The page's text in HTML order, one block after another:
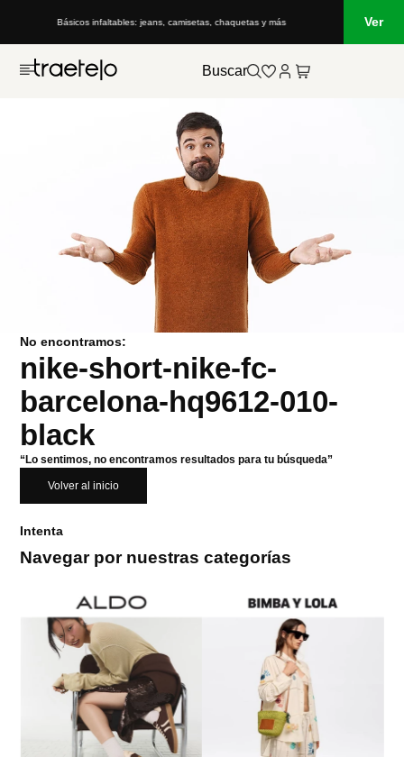
Básicos infaltables: jeans, camisetas, chaquetas y más Ver
Buscar
No encontramos:
nike-short-nike-fc-
barcelona-hq9612-010-
black
“Lo sentimos, no encontramos resultados para tu búsqueda”
Volver al inicio
Intenta
Navegar por nuestras categorías